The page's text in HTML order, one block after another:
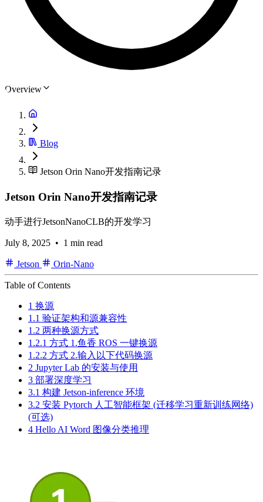
Overview
Blog
Jetson Orin Nano开发指南记录
Jetson Orin Nano开发指南记录
动手进行JetsonNanoCLB的开发学习
July 8, 2025 • 1 min read
Jetson Orin-Nano
Table of Contents
1 换源
1.1 验证架构和源兼容性​​
1.2 两种换源方式
1.2.1 方式 1.鱼香 ROS 一键换源
1.2.2 方式 2.输入以下代码换源
2 Jupyter Lab 的安装与使用
3 部署深度学习
3.1 构建 Jetson-inference 环境
3.2 安装 Pytorch 人工智能框架 (迁移学习重新训练网络)
(可选)
4 Hello AI Word 图像分类推理